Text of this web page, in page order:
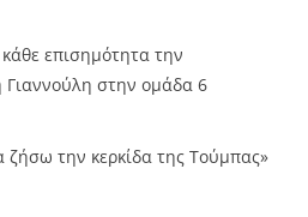
επισημότητα την
στην ομάδα 6
ζήσω την κερκίδα της Τούμπας»